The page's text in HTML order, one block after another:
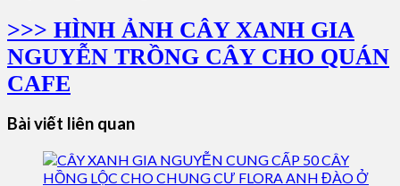
>>> HÌNH ẢNH CÂY XANH GIA
NGUYỄN TRỒNG CÂY CHO QUÁN
CAFE
Bài viết liên quan